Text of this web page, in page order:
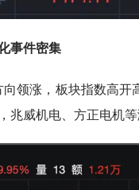
事件密集
领涨，板块指数高开
威机电、方正电机等